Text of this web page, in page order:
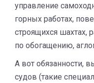
управление
горных работах,
строящихся шахтах,
по обогащению,
А вот обязанности,
судов (такие